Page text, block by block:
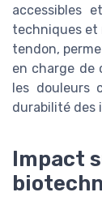
accessibles
techniques et
tendon,
en charge de
les douleurs
durabilité des
Impact